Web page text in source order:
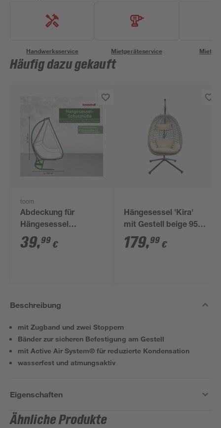
Handwerksservice Mietgeräteservice
Häufig dazu gekauft
toom
Abdeckung für
Hängesessel
wasserabweisend
140 x 100 cm
39,99 €
Hängesessel 'Kira'
mit Gestell beige 95 x
196 x 103 cm
179,99 €
Beschreibung
mit Zugband und zwei Stoppern
Bänder zur sicheren Befestigung am Gestell
mit Active Air System® für reduzierte Kondensation
wasserfest und atmungsaktiv
Eigenschaften
Ähnliche Produkte